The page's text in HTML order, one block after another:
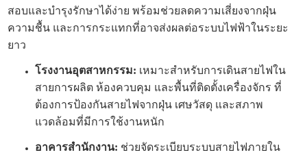
สอบและบำรุงรักษาได้ง่าย พร้อมช่วยลดความเสี่ยงจากฝุ่น
ความชื้น และการกระแทกที่อาจส่งผลต่อระบบไฟฟ้าในระยะ
ยาว
โรงงานอุตสาหกรรม: เหมาะสำหรับการเดินสายไฟใน
สายการผลิต ห้องควบคุม และพื้นที่ติดตั้งเครื่องจักร ที่
ต้องการป้องกันสายไฟจากฝุ่น เศษวัสดุ และสภาพ
แวดล้อมที่มีการใช้งานหนัก
อาคารสำนักงาน: ช่วยจัดระเบียบระบบสายไฟภายใน